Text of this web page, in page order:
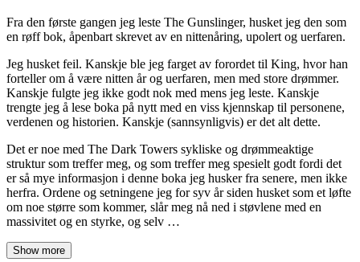
Fra den første gangen jeg leste The Gunslinger, husket jeg den som
en røff bok, åpenbart skrevet av en nittenåring, upolert og uerfaren.
Jeg husket feil. Kanskje ble jeg farget av forordet til King, hvor han
forteller om å være nitten år og uerfaren, men med store drømmer.
Kanskje fulgte jeg ikke godt nok med mens jeg leste. Kanskje
trengte jeg å lese boka på nytt med en viss kjennskap til personene,
verdenen og historien. Kanskje (sannsynligvis) er det alt dette.
Det er noe med The Dark Towers sykliske og drømmeaktige
struktur som treffer meg, og som treffer meg spesielt godt fordi det
er så mye informasjon i denne boka jeg husker fra senere, men ikke
herfra. Ordene og setningene jeg for syv år siden husket som et løfte
om noe større som kommer, slår meg nå ned i støvlene med en
massivitet og en styrke, og selv …
Show more